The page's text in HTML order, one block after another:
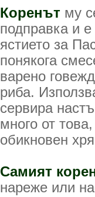
Коренът му
подправка и
ястието за
понякога
варено
риба.
сервира
много от
обикновен
Самият
нареже или